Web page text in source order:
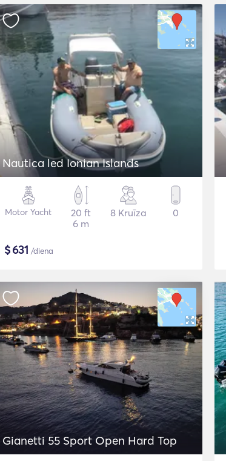
Nautica led Ionian Islands
Motor Yacht
20 ft
6 m
8 Kruīza 0
$631 /diena
Gianetti 55 Sport Open Hard Top